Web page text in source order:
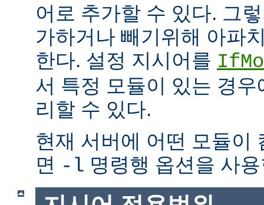
어로 추가할 수 있다. 그
가하거나 빼기위해 아파
한다. 설정 지시어를
서 특정 모듈이 있는 경
리할 수 있다.
현재 서버에 어떤 모듈이
면 -l 명령행 옵션을 사